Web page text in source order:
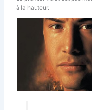
à la hauteur.